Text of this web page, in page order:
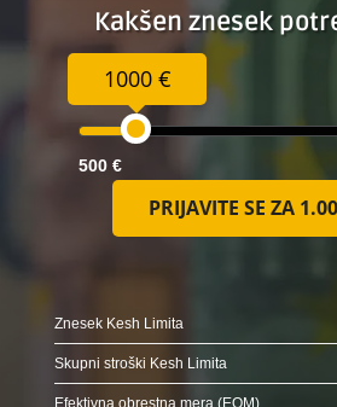
Kakšen znesek
1000 €
500 €
PRIJAVITE SE ZA
Znesek Kesh Limita
Skupni stroški Kesh Limita
Efektivna obrestna mera (EOM)